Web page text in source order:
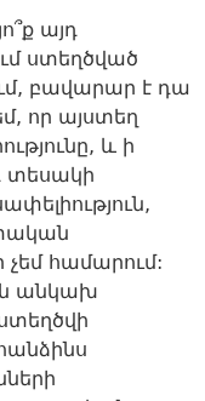
այդ
ստեղծված
բավարար է դա
որ այստեղ
և ի
տեսակի
համարում:
անկախ